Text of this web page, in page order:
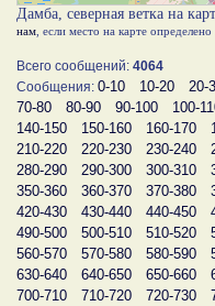
Дамба, северная ветка на
нам , если место на карте
Всего сообщений: 4064
Сообщения: 0-10 10-20 20-
70-80
80-90 90-100 100-
140-150
150-160 160-170
210-220
220-230 230-240
280-290
290-300 300-310
350-360
360-370 370-380
420-430
430-440 440-450
490-500
500-510 510-520
560-570
570-580 580-590
630-640
640-650 650-660
700-710
710-720 720-730